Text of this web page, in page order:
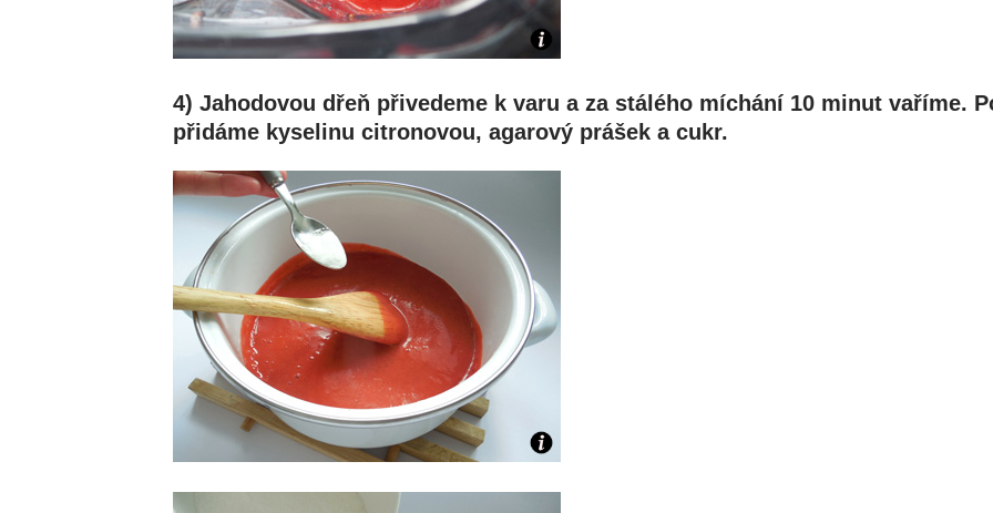
4) Jahodovou dřeň přivedeme k varu a za stálého míchání 10 minut vaříme.
přidáme kyselinu citronovou, agarový prášek a cukr.